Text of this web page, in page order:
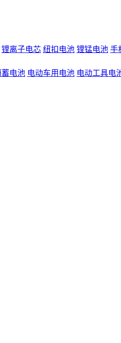
锂离子电芯 纽扣电池 锂锰电池 手
电池 电动车用电池 电动工具电